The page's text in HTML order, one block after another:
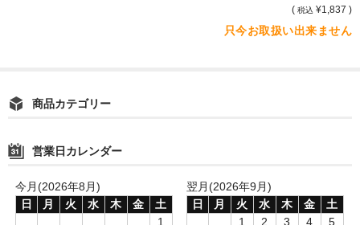
( 税込 ¥1,837 )
只今お取扱い出来ません
商品カテゴリー
営業日カレンダー
今月(2026年8月)
日
月 火 水 木 金
土
1
翌月(2026年9月)
日
月 火 水 木 金
土
1
2 3 4 5